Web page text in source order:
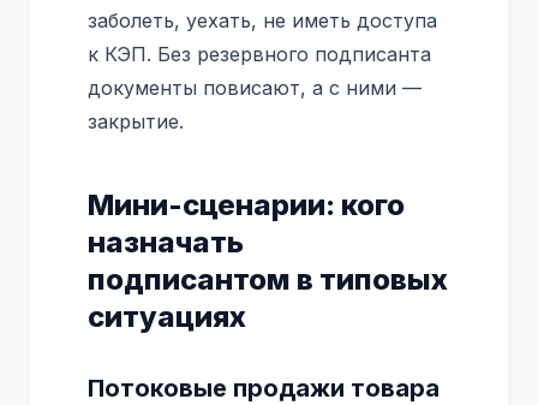
заболеть, уехать, не иметь доступа
к КЭП. Без резервного подписанта
документы повисают, а с ними —
закрытие.
Мини-сценарии: кого
назначать
подписантом в типовых
ситуациях
Потоковые продажи товара